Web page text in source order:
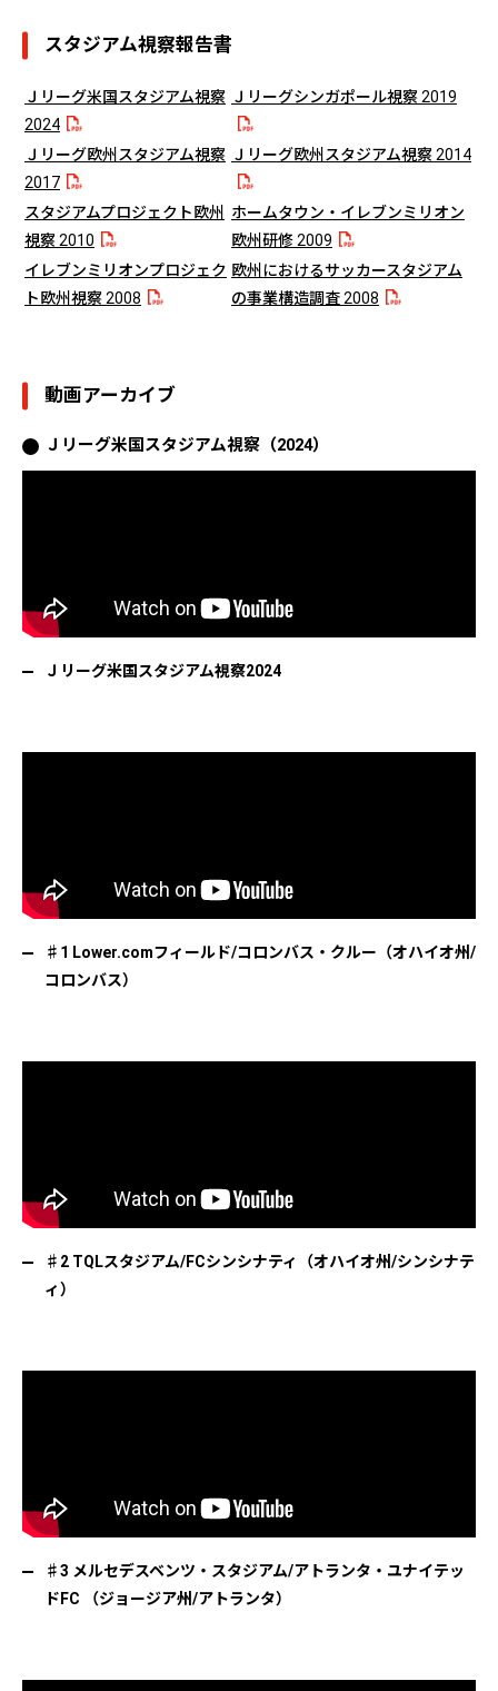
スタジアム視察報告書
Ｊリーグ米国スタジアム視察
2024
Ｊリーグシンガポール視察 2019
Ｊリーグ欧州スタジアム視察
2017
Ｊリーグ欧州スタジアム視察 2014
スタジアムプロジェクト欧州
視察 2010
ホームタウン・イレブンミリオン
欧州研修 2009
イレブンミリオンプロジェク
ト欧州視察 2008
欧州におけるサッカースタジアム
の事業構造調査 2008
動画アーカイブ
Ｊリーグ米国スタジアム視察（2024）
Ｊリーグ米国スタジアム視察2024
♯1 Lower.comフィールド/コロンバス・クルー（オハイオ州/
コロンバス）
♯2 TQLスタジアム/FCシンシナティ（オハイオ州/シンシナテ
ィ）
♯3 メルセデスベンツ・スタジアム/アトランタ・ユナイテッ
ドFC （ジョージア州/アトランタ）